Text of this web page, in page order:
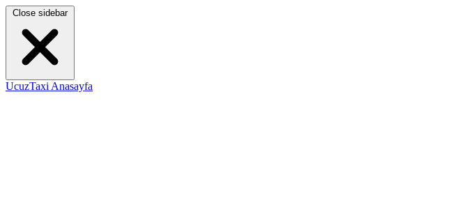
Close sidebar
UcuzTaxi Anasayfa